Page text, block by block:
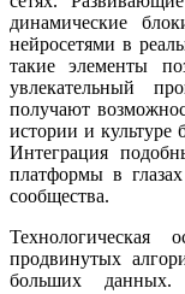
динамические
нейросетями в
такие элементы
увлекательный
получают
истории и культуре
Интеграция
платформы в
сообщества.
Технологическая
продвинутых
больших данных.